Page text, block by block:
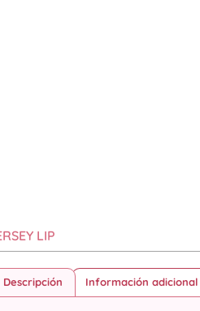
LIP
Descripción Información adicional